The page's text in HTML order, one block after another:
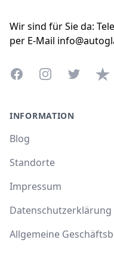
Wir sind für Sie da:
per E-Mail
FacebookInstagramTwitter
INFORMATION
Blog
Standorte
Impressum
Datenschutzerklärung
Allgemeine